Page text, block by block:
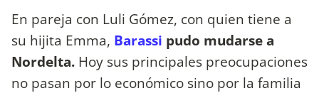
En pareja con Luli Gómez, con quien tiene a
su hijita Emma, Barassi pudo mudarse a
Nordelta. Hoy sus principales preocupaciones
no pasan por lo económico sino por la familia